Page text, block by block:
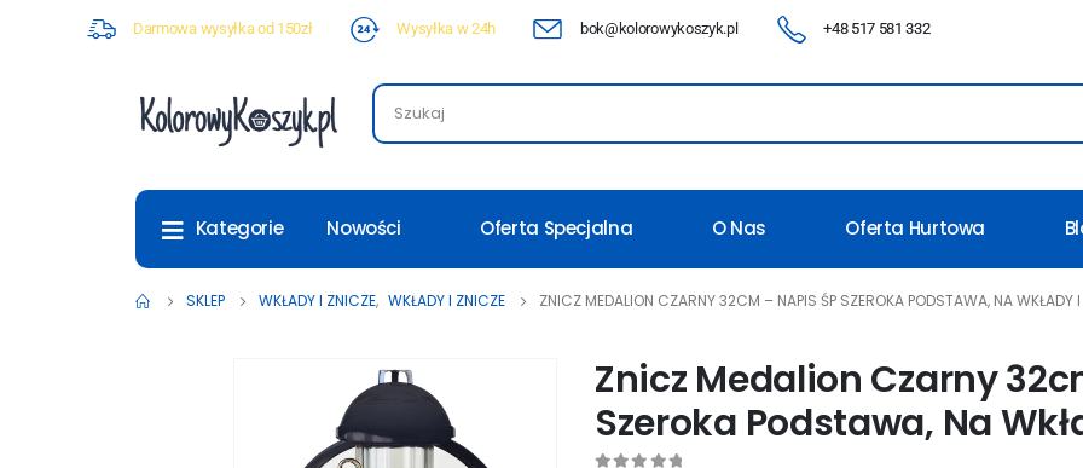
Darmowa wysyłka od 150zł Wysyłka w 24h bok@kolorowykoszyk.pl +48 517 581 332
Kategorie Nowości Oferta Specjalna O Nas Oferta Hurtowa
SKLEP WKŁADY I ZNICZE, WKŁADY I ZNICZE ZNICZ MEDALION CZARNY 32CM – NAPIS ŚP SZEROKA PODSTAWA, NA WKŁADY I
Znicz Medalion Czarny
Szeroka Podstawa, Na